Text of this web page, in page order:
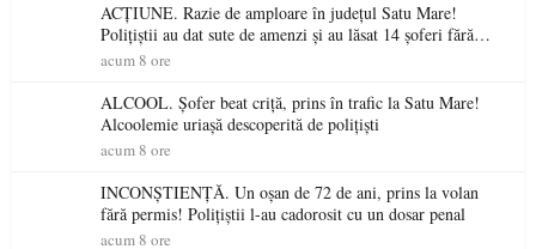
ACȚIUNE. Razie de amploare în județul Satu Mare!
Polițiștii au dat sute de amenzi și au lăsat 14 șoferi fără
permis într-o singură zi
acum 8 ore
ALCOOL. Șofer beat criță, prins în trafic la Satu Mare!
Alcoolemie uriașă descoperită de polițiști
acum 8 ore
INCONȘTIENȚĂ. Un oșan de 72 de ani, prins la volan
fără permis! Polițiștii l-au cadorosit cu un dosar penal
acum 8 ore